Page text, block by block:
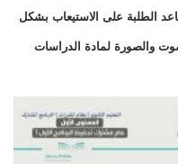
الطلبة على الاستيعاب بشكل
والصورة لمادة الدراسات